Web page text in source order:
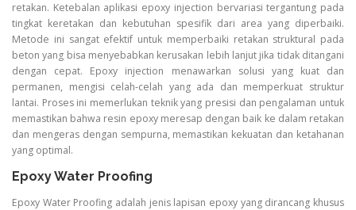
retakan. Ketebalan aplikasi epoxy injection bervariasi tergantung pada
tingkat keretakan dan kebutuhan spesifik dari area yang diperbaiki.
Metode ini sangat efektif untuk memperbaiki retakan struktural pada
beton yang bisa menyebabkan kerusakan lebih lanjut jika tidak ditangani
dengan cepat. Epoxy injection menawarkan solusi yang kuat dan
permanen, mengisi celah-celah yang ada dan memperkuat struktur
lantai. Proses ini memerlukan teknik yang presisi dan pengalaman untuk
memastikan bahwa resin epoxy meresap dengan baik ke dalam retakan
dan mengeras dengan sempurna, memastikan kekuatan dan ketahanan
yang optimal.
Epoxy Water Proofing
Epoxy Water Proofing adalah jenis lapisan epoxy yang dirancang khusus